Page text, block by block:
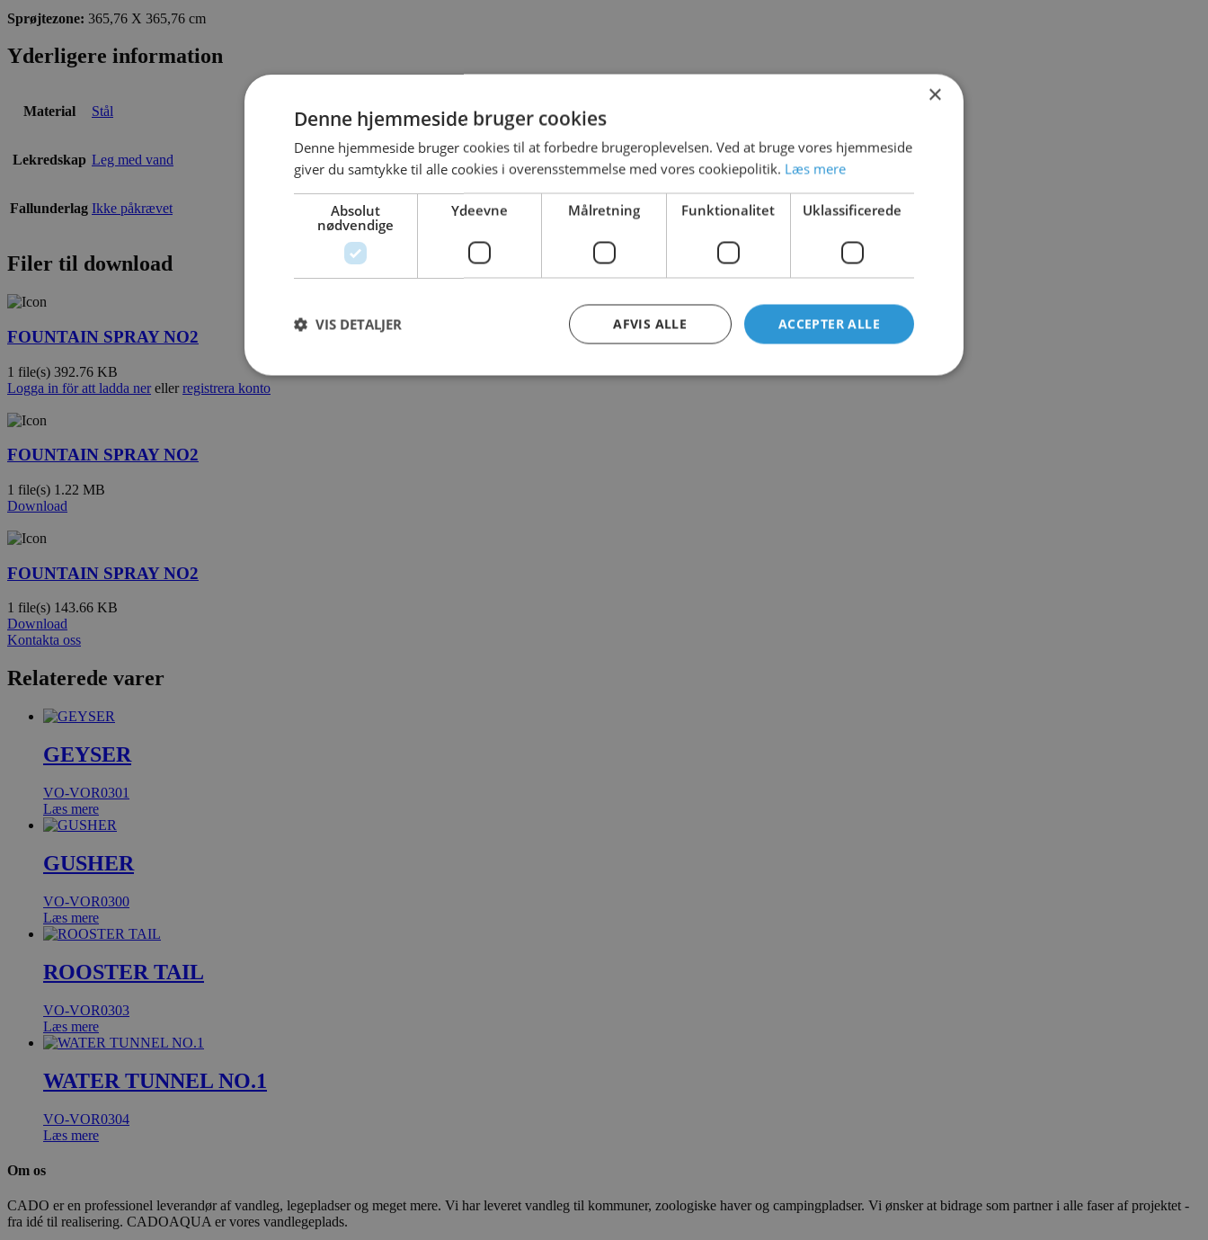
Sprøjtezone: 365,76 X 365,76 cm
Yderligere information
Material Stål
Lekredskap Leg med vand
Fallunderlag Ikke påkrævet
Filer til download
FOUNTAIN SPRAY NO2
1 file(s) 392.76 KB
Logga in för att ladda nerellerregistrera konto
FOUNTAIN SPRAY NO2
1 file(s) 1.22 MB
Download
FOUNTAIN SPRAY NO2
1 file(s) 143.66 KB
Download
Kontakta oss
Relaterede varer
GEYSER
VO-VOR0301
Læs mere
GUSHER
VO-VOR0300
Læs mere
ROOSTER TAIL
VO-VOR0303
Læs mere
WATER TUNNEL NO.1
VO-VOR0304
Læs mere
Om os
CADO er en professionel leverandør af vandleg, legepladser og meget mere. Vi har leveret vandleg til kommuner, zoologiske haver og campingpladser. Vi ønsker at bidrage som partner i alle faser af projektet -
fra idé til realisering. CADOAQUA er vores vandlegeplads.
×
Denne hjemmeside bruger cookies
Denne hjemmeside bruger cookies til at forbedre brugeroplevelsen. Ved at bruge vores hjemmeside
giver du samtykke til alle cookies i overensstemmelse med vores cookiepolitik. Læs mere
Absolut
nødvendige
Ydeevne Målretning Funktionalitet Uklassificerede
ACCEPTER ALLE
AFVIS ALLE
VIS DETALJER